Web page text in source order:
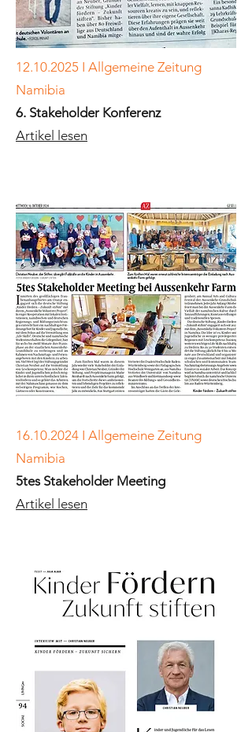
12.10.2025 I Allgemeine Zeitung
Namibia
6. Stakeholder Konferenz
Artikel lesen
16.10.2024 I Allgemeine Zeitung
Namibia
5tes Stakeholder Meeting
Artikel lesen